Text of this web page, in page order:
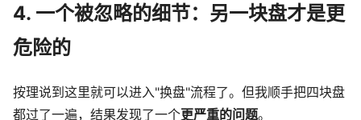
4. 一个被忽略的细节：另一块盘才是更
危险的
按理说到这里就可以进入"换盘"流程了。但我顺手把四块盘
都过了一遍，结果发现了一个更严重的问题。